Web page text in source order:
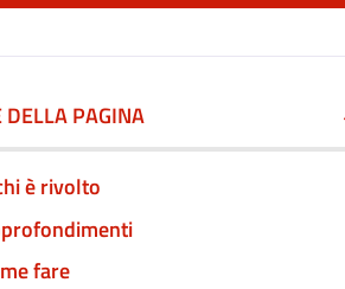
DELLA PAGINA
è rivolto
fare